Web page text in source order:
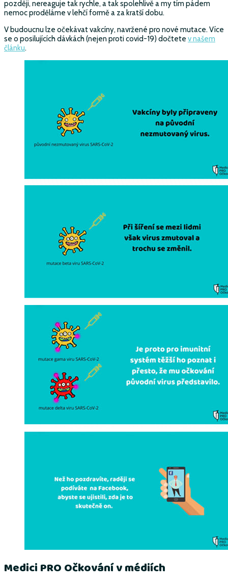
později, nereaguje tak rychle, a tak spolehlivě a my tím pádem
nemoc proděláme v lehčí formě a za kratší dobu.
V budoucnu lze očekávat vakcíny, navržené pro nové mutace. Více
se o posilujících dávkách (nejen proti covid-19) dočtete v našem
článku.
Medici PRO Očkování v médiích